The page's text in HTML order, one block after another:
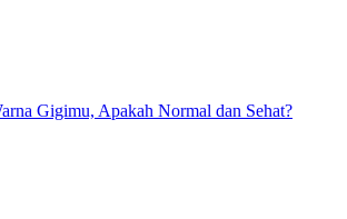
Gigimu, Apakah Normal dan Sehat?